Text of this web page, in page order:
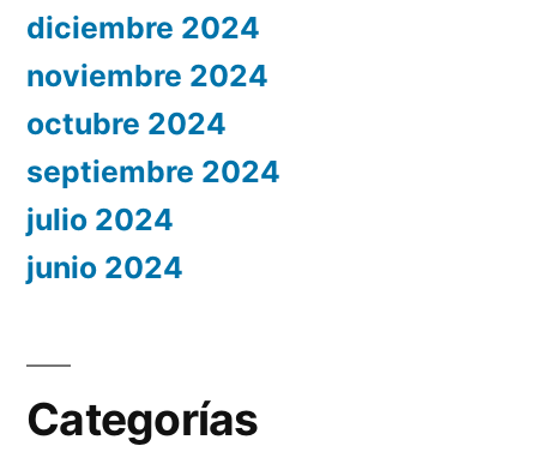
diciembre 2024
noviembre 2024
octubre 2024
septiembre 2024
julio 2024
junio 2024
Categorías